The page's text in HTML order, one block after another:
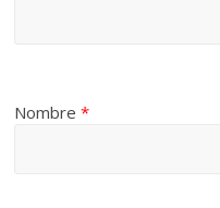
Nombre*